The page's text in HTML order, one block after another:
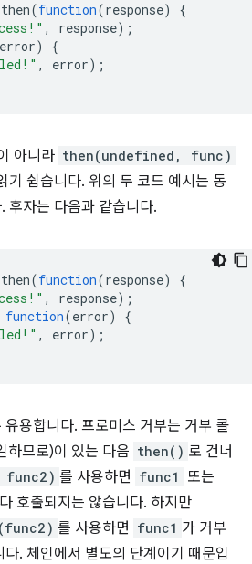
then(function(response)
{
, response);
error)
{
, error);
아니라 then(undefined, func)
기 쉽습니다. 위의 두 코드 예시는 동
후자는 다음과 같습니다.
then(function(response)
{
, response);
function(error)
{
, error);
용합니다. 프로미스 거부는 거부 콜
하므로)이 있는 다음 then() 로 건너
func2) 를 사용하면 func1 또는
호출되지는 않습니다. 하지만
를 사용하면 func1 가 거부
. 체인에서 별도의 단계이기 때문입